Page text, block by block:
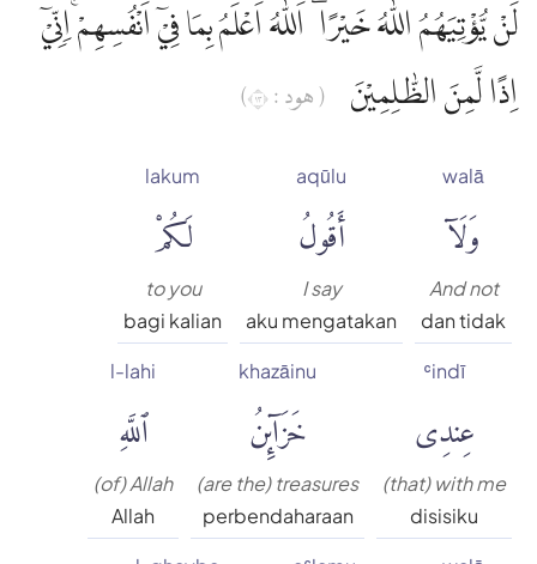
لَنْ يُّؤْتِيَهُمُ اللّٰهُ خَيْرًا ۗ اَللّٰهُ اَعْلَمُ بِمَا فِيْٓ اَنْفُسِهِمْ ۚاِنِّيْٓ
اِذًا لَّمِنَ الظّٰلِمِيْنَ
( هود : ٣١)
walā
وَلَآ
And not
dan tidak
aqūlu
أَقُولُ
I say
aku mengatakan
lakum
لَكُمْ
to you
bagi kalian
ʿindī
عِندِى
(that) with me
disisiku
khazāinu
خَزَآئِنُ
(are the) treasures
perbendaharaan
l-lahi
ٱللَّهِ
(of) Allah
Allah